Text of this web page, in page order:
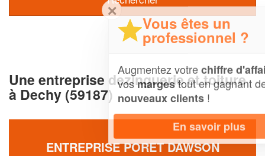
Une entreprise dezinguerie et toiture
à Dechy (59187)
ENTREPRISE PORET DAWSON
✕
Vous êtes un
professionnel ?
Augmentez votrechiffre d'affaireset
vosmargestout en gagnant de
nouveaux clients!
En savoir plus